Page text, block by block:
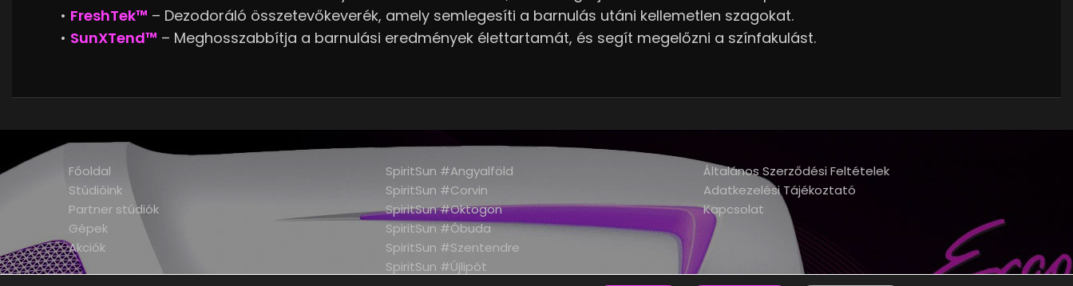
• FreshTek™ – Dezodoráló összetevőkeverék, amely semlegesíti a barnulás utáni kellemetlen szagokat.
• SunXTend™ – Meghosszabbítja a barnulási eredmények élettartamát, és segít megelőzni a színfakulást.
Főoldal
Stúdióink
Partner stúdiók
Gépek
Akciók
SpiritSun #Angyalföld
SpiritSun #Corvin
SpiritSun #Oktogon
SpiritSun #Óbuda
SpiritSun #Szentendre
SpiritSun #Újlipót
Általános Szerződési Feltételek
Adatkezelési Tájékoztató
Kapcsolat